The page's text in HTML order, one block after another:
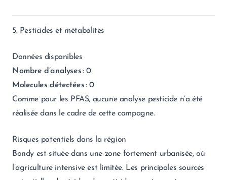
5. Pesticides et métabolites
Données disponibles
Nombre d’analyses: 0
Molecules détectées: 0
Comme pour les PFAS, aucune analyse pesticide n’a été
réalisée dans le cadre de cette campagne.
Risques potentiels dans la région
Bondy est située dans une zone fortement urbanisée, où
l’agriculture intensive est limitée. Les principales sources